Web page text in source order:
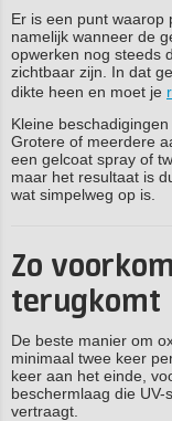
Er is een punt waarop
namelijk wanneer de
opwerken nog steeds
zichtbaar zijn. In dat
dikte heen en moet je
Kleine
Grotere of meerdere
een gelcoat spray of
maar het resultaat is
wat simpelweg op is.
Zo
terugkomt
De beste manier om
minimaal twee keer
keer aan het einde,
beschermlaag die
vertraagt.